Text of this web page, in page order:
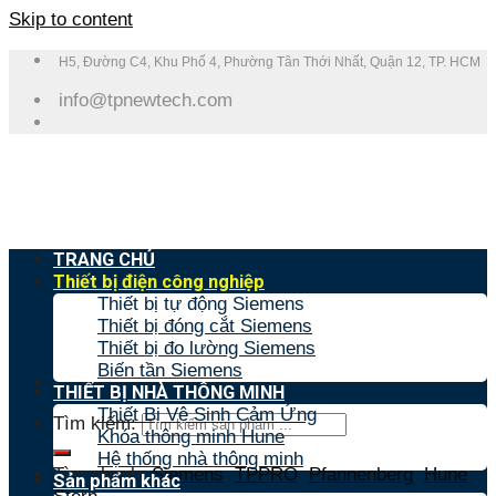
Skip to content
H5, Đường C4, Khu Phố 4, Phường Tân Thới Nhất, Quận 12, TP. HCM
info@tpnewtech.com
Tìm kiếm:
Tìm nhanh:Siemens,TPPRO,Pfannenberg,Hune,
TRANG CHỦ
Thiết bị điện công nghiệp
Thiết bị tự động Siemens
Thiết bị đóng cắt Siemens
Thiết bị đo lường Siemens
Biến tần Siemens
THIẾT BỊ NHÀ THÔNG MINH
Thiết Bị Vệ Sinh Cảm Ứng
Khóa thông minh Hune
Hệ thống nhà thông minh
Sản phẩm khác